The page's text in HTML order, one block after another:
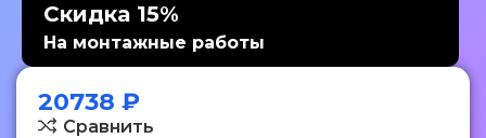
Скидка 15%
На монтажные работы
20738 ₽
Сравнить